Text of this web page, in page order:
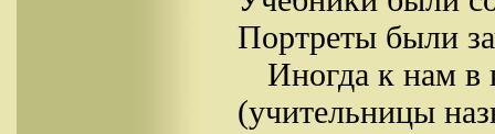
Портреты были
Иногда к нам в
(учительницы